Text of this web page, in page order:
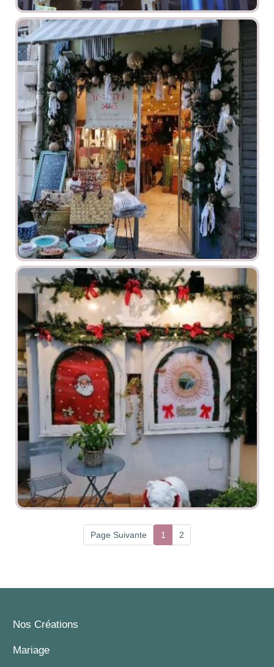
Page Suivante 1 2
Nos Créations
Mariage